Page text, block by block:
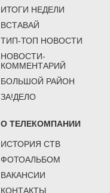
ИТОГИ НЕДЕЛИ
ВСТАВАЙ
ТИП-ТОП НОВОСТИ
НОВОСТИ-
КОММЕНТАРИЙ
БОЛЬШОЙ РАЙОН
ЗА!ДЕЛО
О ТЕЛЕКОМПАНИИ
ИСТОРИЯ СТВ
ФОТОАЛЬБОМ
ВАКАНСИИ
КОНТАКТЫ